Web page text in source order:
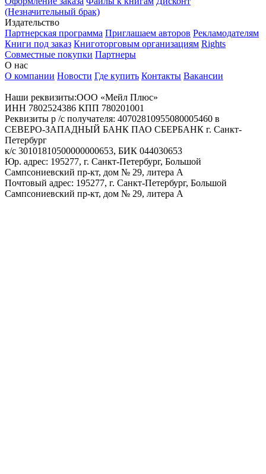
(Незначительный брак)
Издательство
Партнерская программа Приглашаем авторов Рекламодателям
Книги под заказ Книготорговым организациям Rights
Совместные покупки Партнеры
О нас
О компании Новости Где купить Контакты Вакансии
Наши реквизиты:ООО «Мейл Плюс»
ИНН 7802524386 КПП 780201001
Реквизиты р /с получателя: 40702810955080005460 в
СЕВЕРО-ЗАПАДНЫЙ БАНК ПАО СБЕРБАНК г. Санкт-
Петербург
к/с 30101810500000000653, БИК 044030653
Юр. адрес: 195277, г. Санкт-Петербург, Большой
Сампсониевский пр-кт, дом № 29, литера А
Почтовый адрес: 195277, г. Санкт-Петербург, Большой
Сампсониевский пр-кт, дом № 29, литера А